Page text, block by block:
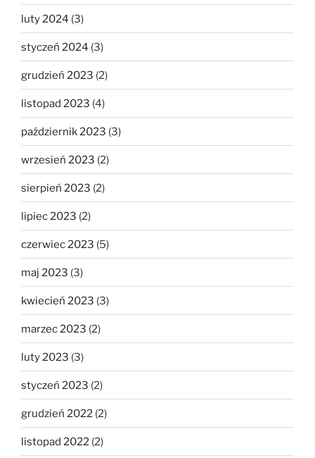
luty 2024 (3)
styczeń 2024 (3)
grudzień 2023 (2)
listopad 2023 (4)
październik 2023 (3)
wrzesień 2023 (2)
sierpień 2023 (2)
lipiec 2023 (2)
czerwiec 2023 (5)
maj 2023 (3)
kwiecień 2023 (3)
marzec 2023 (2)
luty 2023 (3)
styczeń 2023 (2)
grudzień 2022 (2)
listopad 2022 (2)